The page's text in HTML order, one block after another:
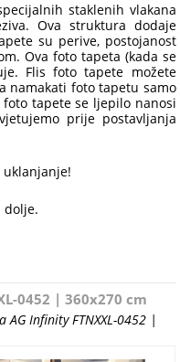
staklenih vlakana
Ova struktura dodaje
su perive, postojanost
Ova foto tapeta (kada se
Flis foto tapete možete
namakati foto tapetu samo
tapete se ljepilo nanosi
prije postavljanja
uklanjanje!
dolje.
0452 | 360x270 cm
AG Infinity FTNXXL-0452 |